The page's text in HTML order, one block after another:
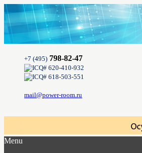
+7 (495) 798-82-47
620-410-932
618-503-551
mail@power-room.ru
Menu